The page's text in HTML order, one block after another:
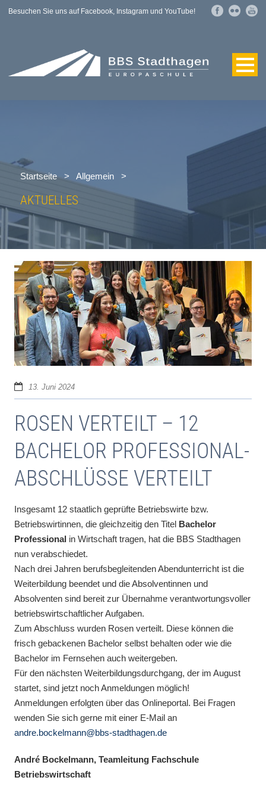
Besuchen Sie uns auf Facebook, Instagram und YouTube!
Startseite > Allgemein >
AKTUELLES
13. Juni 2024
ROSEN VERTEILT – 12
BACHELOR PROFESSIONAL-
ABSCHLÜSSE VERTEILT
Insgesamt 12 staatlich geprüfte Betriebswirte bzw.
Betriebswirtinnen, die gleichzeitig den Titel Bachelor
Professional in Wirtschaft tragen, hat die BBS Stadthagen
nun verabschiedet.
Nach drei Jahren berufsbegleitenden Abendunterricht ist die
Weiterbildung beendet und die Absolventinnen und
Absolventen sind bereit zur Übernahme verantwortungsvoller
betriebswirtschaftlicher Aufgaben.
Zum Abschluss wurden Rosen verteilt. Diese können die
frisch gebackenen Bachelor selbst behalten oder wie die
Bachelor im Fernsehen auch weitergeben.
Für den nächsten Weiterbildungsdurchgang, der im August
startet, sind jetzt noch Anmeldungen möglich!
Anmeldungen erfolgten über das Onlineportal. Bei Fragen
wenden Sie sich gerne mit einer E-Mail an
andre.bockelmann@bbs-stadthagen.de
André Bockelmann, Teamleitung Fachschule
Betriebswirtschaft